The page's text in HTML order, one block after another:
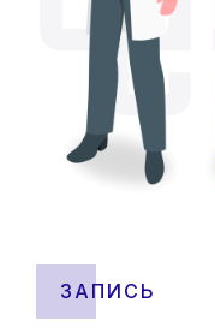
ЗАПИСЬ